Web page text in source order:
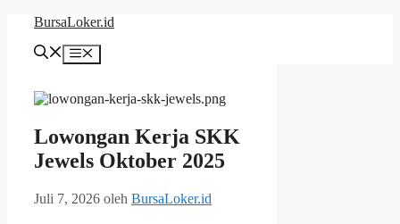
Langsung
BursaLoker.id
Menu
Lowongan Kerja SKK
Jewels Oktober 2025
Juli 7, 2026 oleh BursaLoker.id